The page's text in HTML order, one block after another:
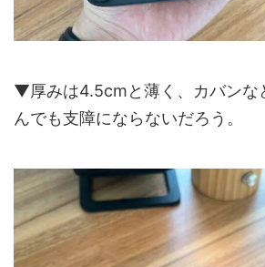
▼厚みは4.5cmと薄く、カバンな
んでも支障にならないだろう。